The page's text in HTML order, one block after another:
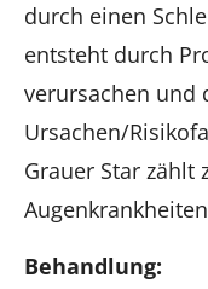
durch einen
entsteht durch
verursachen und
Ursachen/
Grauer Star zählt
Behandlung: